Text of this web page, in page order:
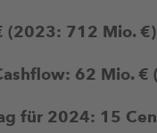
(2023: 712 Mio. €)
62 Mio.
für 2024: 15